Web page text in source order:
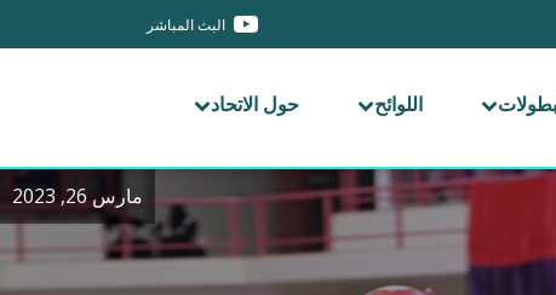
البث المباشر
اللوائح حول الاتحاد
مارس 26, 2023